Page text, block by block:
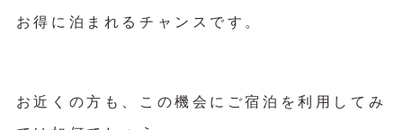
お得に泊まれるチャンスです。
お近くの方も、この機会にご宿泊を利用してみ